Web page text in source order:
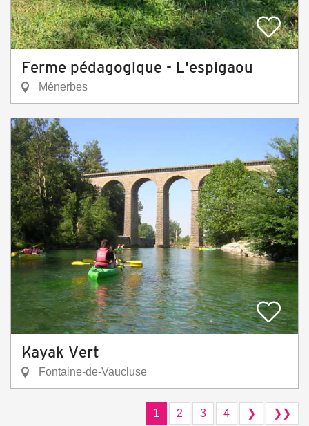
Ferme pédagogique - L'espigaou
Ménerbes
Kayak Vert
Fontaine-de-Vaucluse
1 2 3 4 ❯ ❯❯